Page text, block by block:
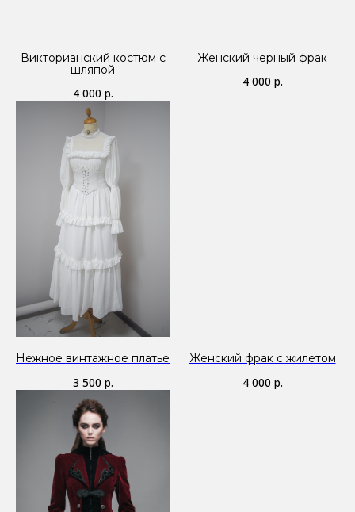
Викторианский костюм с
шляпой
4 000 р.
Женский черный фрак
4 000 р.
Нежное винтажное платье
3 500 р.
Женский фрак с жилетом
4 000 р.